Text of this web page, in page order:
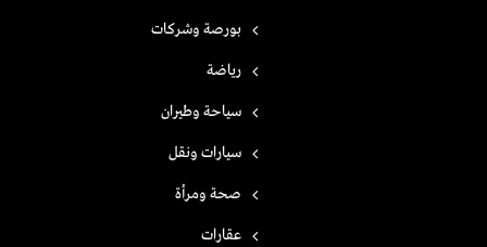
بورصة وشركات
رياضة
سياحة وطيران
سيارات ونقل
صحة ومرأة
عقارات